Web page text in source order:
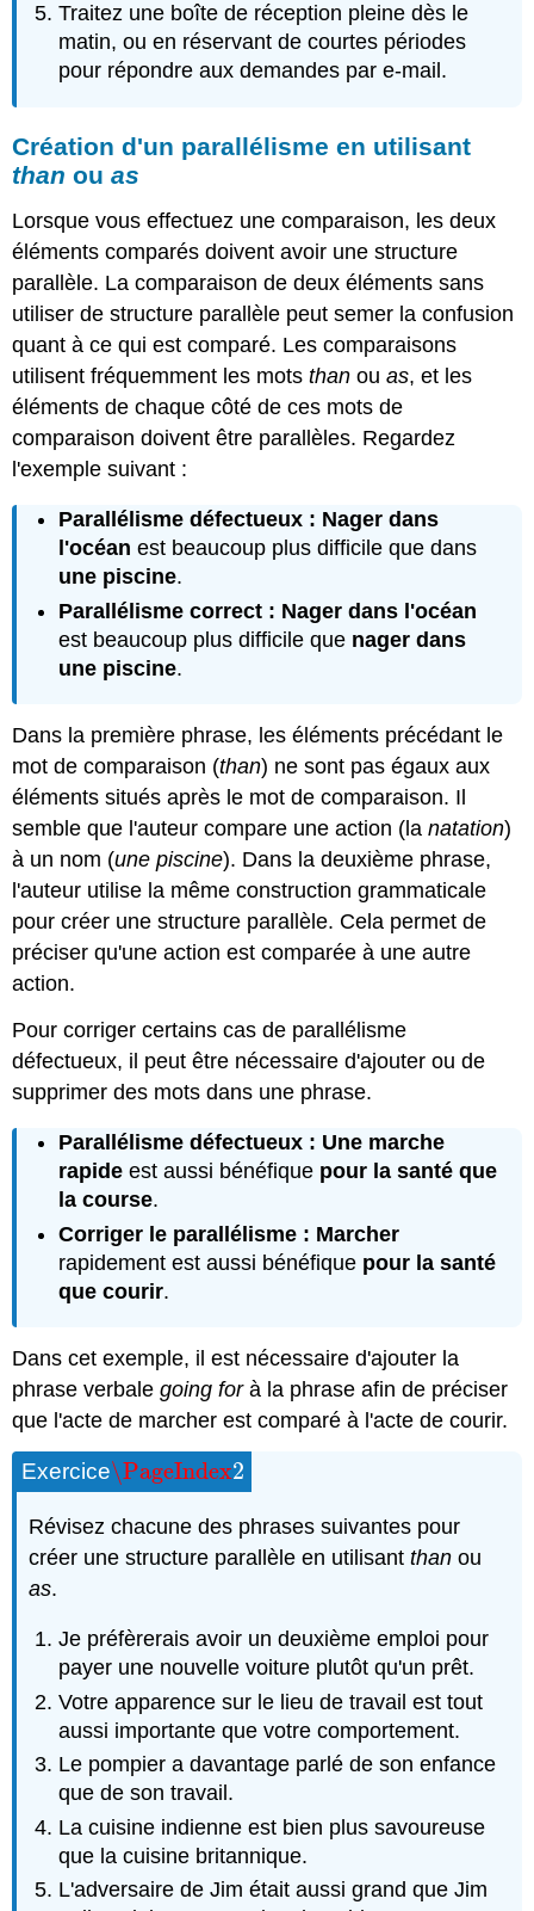
Traitez une boîte de réception pleine dès le
matin, ou en réservant de courtes périodes
pour répondre aux demandes par e-mail.
Création d'un parallélisme en utilisant
than ouas
Lorsque vous effectuez une comparaison, les deux
éléments comparés doivent avoir une structure
parallèle. La comparaison de deux éléments sans
utiliser de structure parallèle peut semer la confusion
quant à ce qui est comparé. Les comparaisons
utilisent fréquemment les motsthan ouas, et les
éléments de chaque côté de ces mots de
comparaison doivent être parallèles. Regardez
l'exemple suivant :
Parallélisme défectueux : Nager dans
l'océan est beaucoup plus difficile que dans
une piscine.
Parallélisme correct : Nager dans l'océan
est beaucoup plus difficile que nager dans
une piscine.
Dans la première phrase, les éléments précédant le
mot de comparaison (than) ne sont pas égaux aux
éléments situés après le mot de comparaison. Il
semble que l'auteur compare une action (lanatation)
à un nom (une piscine). Dans la deuxième phrase,
l'auteur utilise la même construction grammaticale
pour créer une structure parallèle. Cela permet de
préciser qu'une action est comparée à une autre
action.
Pour corriger certains cas de parallélisme
défectueux, il peut être nécessaire d'ajouter ou de
supprimer des mots dans une phrase.
Parallélisme défectueux : Une marche
rapide est aussi bénéfique pour la santé que
la course.
Corriger le parallélisme : Marcher
rapidement est aussi bénéfique pour la santé
que courir.
Dans cet exemple, il est nécessaire d'ajouter la
phrase verbalegoing forà la phrase afin de préciser
que l'acte de marcher est comparé à l'acte de courir.
Exercice\PageIndex2
\PageIndex2
Révisez chacune des phrases suivantes pour
créer une structure parallèle en utilisantthan ou
as.
Je préfèrerais avoir un deuxième emploi pour
payer une nouvelle voiture plutôt qu'un prêt.
Votre apparence sur le lieu de travail est tout
aussi importante que votre comportement.
Le pompier a davantage parlé de son enfance
que de son travail.
La cuisine indienne est bien plus savoureuse
que la cuisine britannique.
L'adversaire de Jim était aussi grand que Jim